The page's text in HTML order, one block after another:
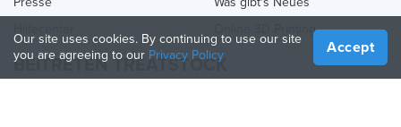
Online 3D Printing
BEITRETEN TREATSTOCK
Our site uses cookies. By continuing to use our site
you are agreeing to our Privacy Policy Accept